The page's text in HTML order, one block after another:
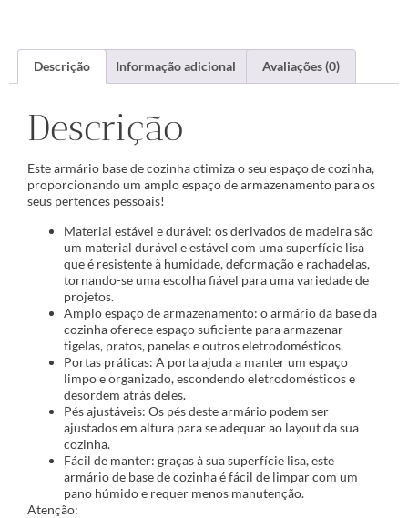
Descrição Informação adicional Avaliações (0)
Descrição
Este armário base de cozinha otimiza o seu espaço de cozinha,
proporcionando um amplo espaço de armazenamento para os
seus pertences pessoais!
Material estável e durável: os derivados de madeira são
um material durável e estável com uma superfície lisa
que é resistente à humidade, deformação e rachadelas,
tornando-se uma escolha fiável para uma variedade de
projetos.
Amplo espaço de armazenamento: o armário da base da
cozinha oferece espaço suficiente para armazenar
tigelas, pratos, panelas e outros eletrodomésticos.
Portas práticas: A porta ajuda a manter um espaço
limpo e organizado, escondendo eletrodomésticos e
desordem atrás deles.
Pés ajustáveis: Os pés deste armário podem ser
ajustados em altura para se adequar ao layout da sua
cozinha.
Fácil de manter: graças à sua superfície lisa, este
armário de base de cozinha é fácil de limpar com um
pano húmido e requer menos manutenção.
Atenção: